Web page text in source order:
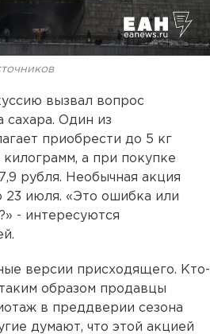
вызвал вопрос
сахара. Один из
приобрести до 5 кг
килограмм, а при покупке
рубля. Необычная акция
23 июля. «Это ошибка или
- интересуются
версии присходящего. Кто-
образом продавцы
в преддверии сезона
думают, что этой акцией